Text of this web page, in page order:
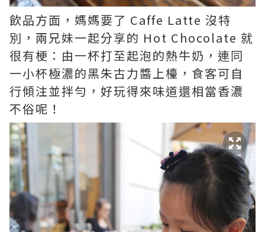
飲品方面，媽媽要了 Caffe Latte 沒特
別，兩兄妹一起分享的 Hot Chocolate 就
很有梗：由一杯打至起泡的熱牛奶，連同
一小杯極濃的黑朱古力醬上檯，食客可自
行傾注並拌勻，好玩得來味道還相當香濃
不俗呢！